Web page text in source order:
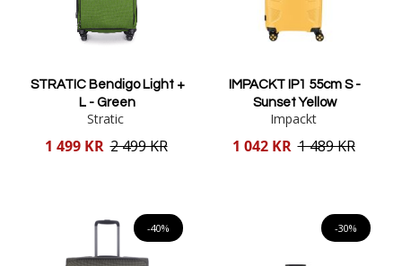
STRATIC Bendigo Light +
L - Green
Stratic
Reducerat
1 499 KR 2 499 KR
IMPACKT IP1 55cm S -
Sunset Yellow
Impackt
Reducerat
1 042 KR 1 489 KR
-40% -30%